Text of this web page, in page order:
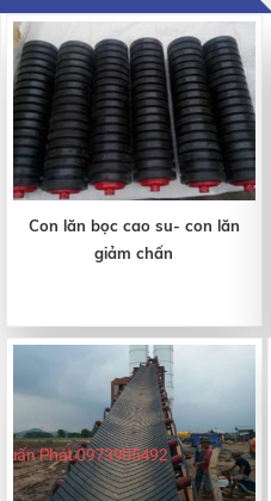
Con lăn bọc cao su- con lăn
giảm chấn